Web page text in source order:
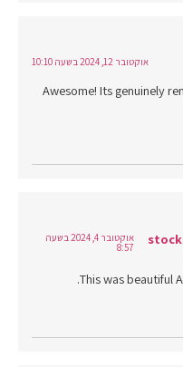
אוקטובר 12, 2024 בשעה 10:10
Awesome! Its genuinely
אוקטובר 4, 2024 בשעה
8:57
This was beautiful